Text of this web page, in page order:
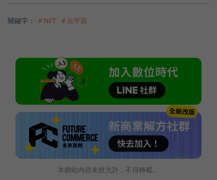
關鍵字： ＃NFT ＃元宇宙
本網站內容未經允許，不得轉載。